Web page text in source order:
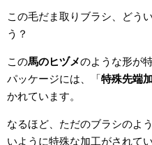
この毛だま取りブラシ、どう
う？
この馬のヒヅメのような形が
パッケージには、「特殊先端
かれています。
なるほど、ただのブラシのよ
いように特殊な加工がされて